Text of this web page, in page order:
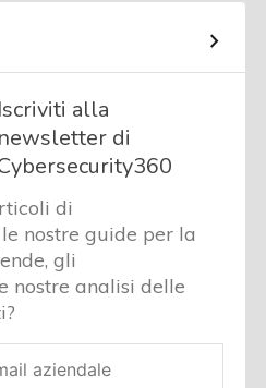
Iscriviti alla
newsletter di
di
nostre guide per la
gli
nostre analisi delle